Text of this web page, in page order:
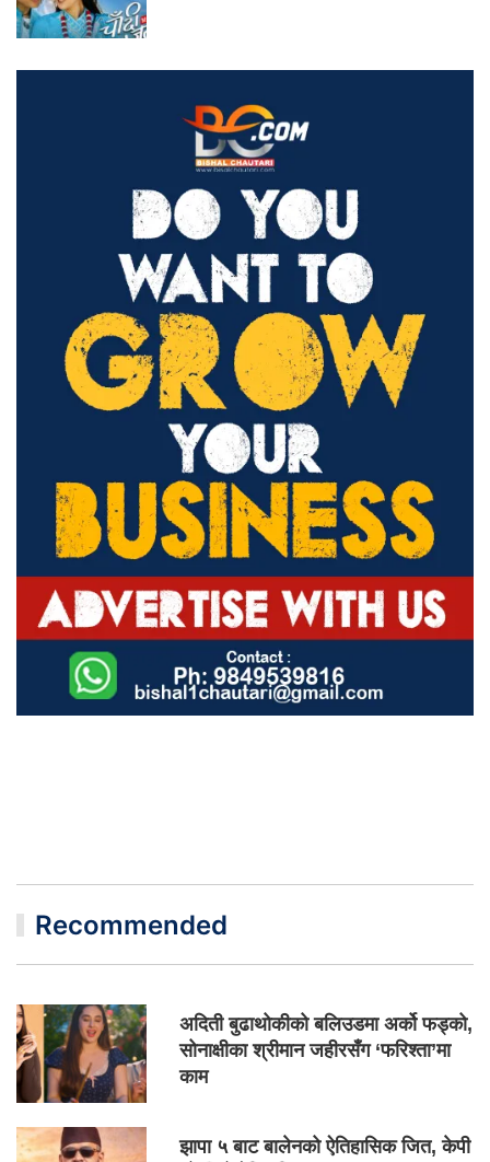
Recommended
अदिती बुढाथोकीको बलिउडमा अर्को फड्को,
सोनाक्षीका श्रीमान जहीरसँग ‘फरिश्ता’मा
काम
झापा ५ बाट बालेनको ऐतिहासिक जित, केपी